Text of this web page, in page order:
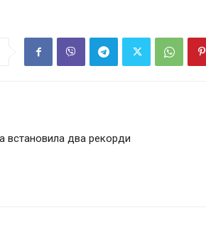
встановила два рекорди